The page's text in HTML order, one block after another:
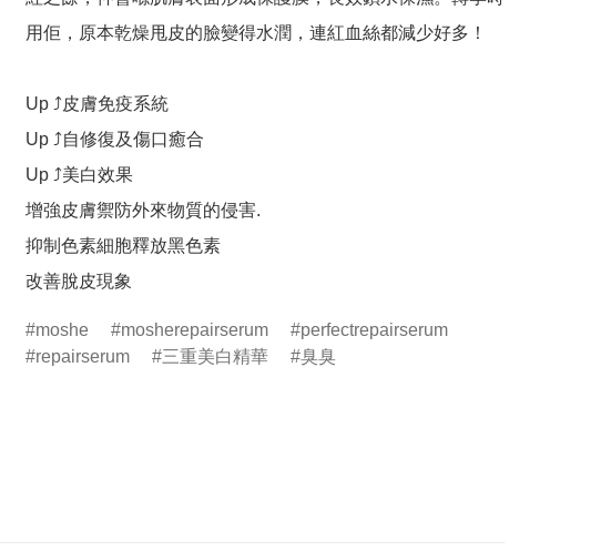
用佢，原本乾燥甩皮的臉變得水潤，連紅血絲都減少好多！
Up ⤴️皮膚免疫系統
Up ⤴️自修復及傷口癒合
Up ⤴️美白效果
增強皮膚禦防外來物質的侵害.
抑制色素細胞釋放黑色素
改善脫皮現象
moshe mosherepairserum
perfectrepairserum
repairserum
三重美白精華 臭臭